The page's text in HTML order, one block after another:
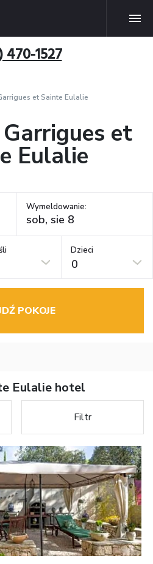
470-1527
et Sainte Eulalie
et
Eulalie
Wymeldowanie:
Dzieci
0
POKOJE
Eulalie hotel
Filtr